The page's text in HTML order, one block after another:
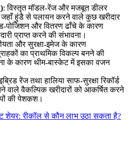
): विस्तृत मॉडल‑रेंज और मजबूत डीलर
हुंडै से पलायन करने वाले कुछ खरीदार
और वितरण ढाँचे के कारण
प्राप्त करने की संभावना।
और सुरक्षा‑इमेज के कारण
का प्राथमिक विकल्प बनने की
के कारण थीम‑बास्केट में इसका वजन
रेंज तथा हालिया साफ‑सुरक्षा रिकॉर्ड
वैकल्पिक खरीदारों को आकर्षित करने
की पेशकश।
शेयर: रीकॉल से कौन लाभ उठा सकता है?